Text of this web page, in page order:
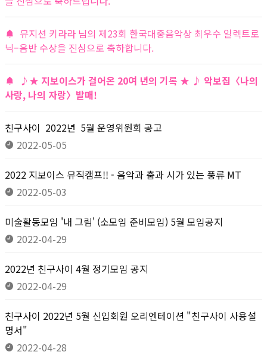
뮤지션 키라라 님의 제23회 한국대중음악상 최우수 일렉트로
닉–음반 수상을 진심으로 축하합니다.
♪★ 지보이스가 걸어온 20여 년의 기록 ★ ♪ 악보집〈나의
사랑, 나의 자랑〉발매!
친구사이 2022년 5월 운영위원회 공고
2022-05-05
2022 지보이스 뮤직캠프!! - 음악과 춤과 시가 있는 풍류 MT
2022-05-03
미술활동모임 '내 그림' (소모임 준비모임) 5월 모임공지
2022-04-29
2022년 친구사이 4월 정기모임 공지
2022-04-29
친구사이 2022년 5월 신입회원 오리엔테이션 "친구사이 사용설
명서"
2022-04-28